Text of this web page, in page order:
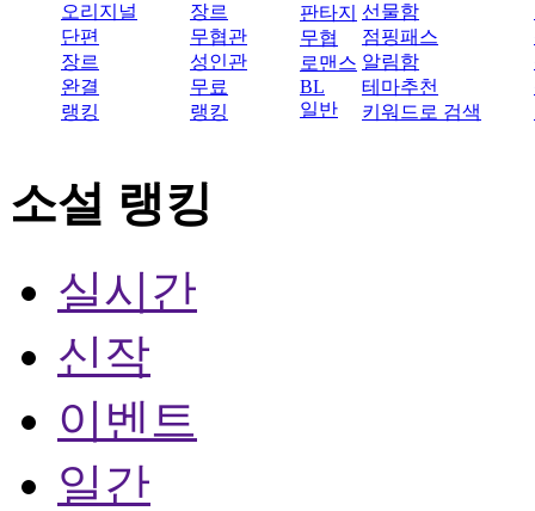
오리지널
단편
장르
완결
랭킹
장르
무협관
성인관
무료
랭킹
판타지
무협
로맨스
BL
일반
선물함
점핑패스
알림함
테마추천
키워드로 검색
소설 랭킹
실시간
신작
이벤트
일간